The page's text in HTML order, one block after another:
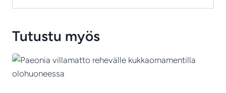
Tutustu myös